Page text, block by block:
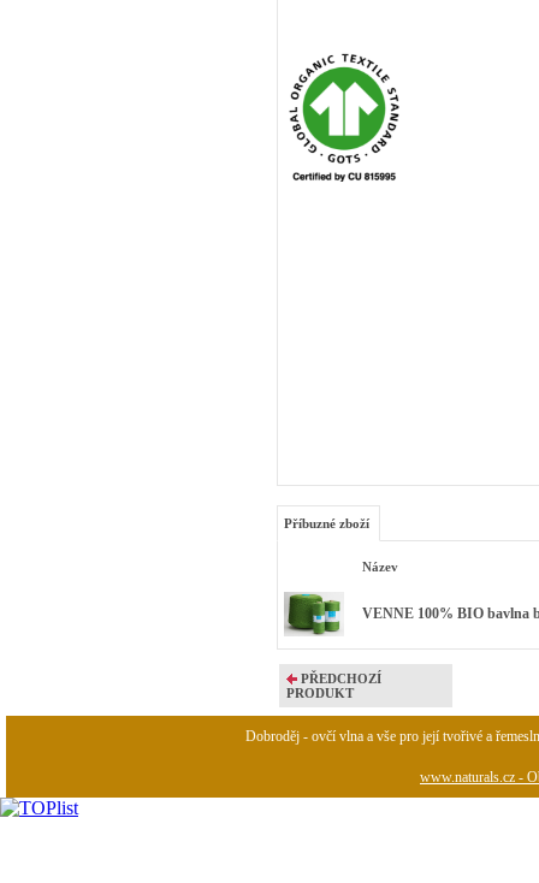
Příbuzné zboží
Název
VENNE 100% BIO bavlna
PŘEDCHOZÍ
PRODUKT
Dobroděj - ovčí vlna a vše pro její tvořivé a
www.naturals.cz -